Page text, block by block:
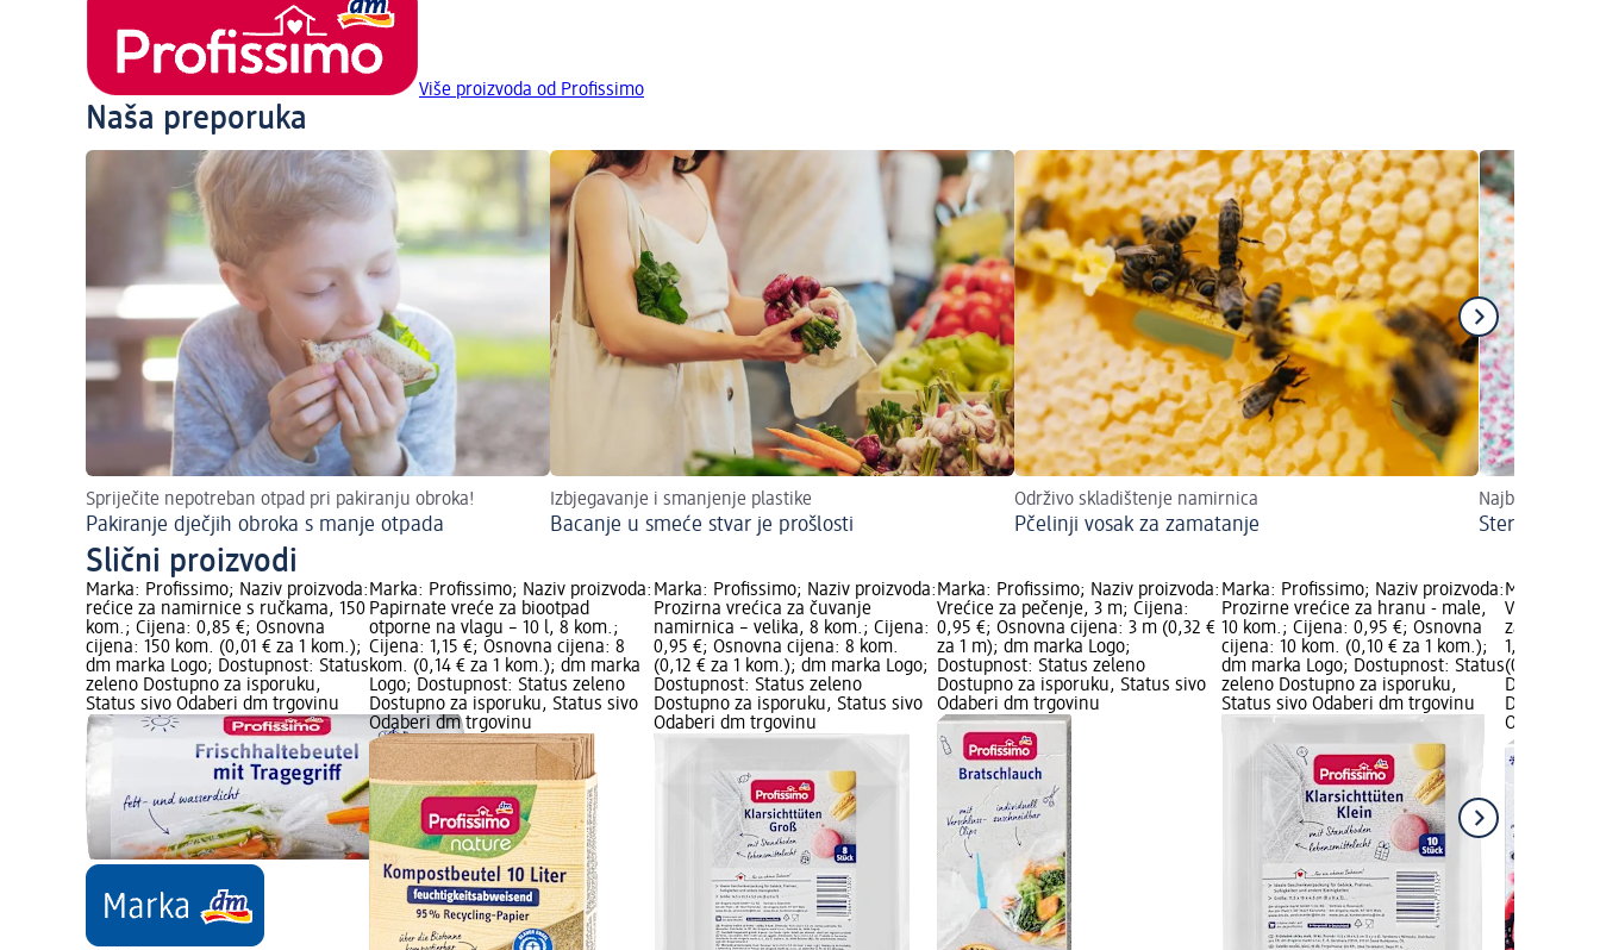
Više proizvoda od Profissimo
Naša preporuka
Spriječite nepotreban otpad pri pakiranju obroka!
Pakiranje dječjih obroka s manje otpada
Izbjegavanje i smanjenje plastike
Bacanje u smeće stvar je prošlosti
Održivo skladištenje namirnica
Pčelinji vosak za zamatanje
Najbolje
Sterilizacija
Slični proizvodi
Marka: Profissimo; Naziv proizvoda:
rećice za namirnice s ručkama, 150
kom.; Cijena: 0,85 €; Osnovna
cijena: 150 kom. (0,01 € za 1 kom.);
dm marka Logo; Dostupnost: Status
zeleno Dostupno za isporuku,
Status sivo Odaberi dm trgovinu
Marka: Profissimo; Naziv proizvoda:
Papirnate vreće za biootpad
otporne na vlagu – 10 l, 8 kom.;
Cijena: 1,15 €; Osnovna cijena: 8
kom. (0,14 € za 1 kom.); dm marka
Logo; Dostupnost: Status zeleno
Dostupno za isporuku, Status sivo
Odaberi dm trgovinu
Marka: Profissimo; Naziv proizvoda:
Prozirna vrećica za čuvanje
namirnica – velika, 8 kom.; Cijena:
0,95 €; Osnovna cijena: 8 kom.
(0,12 € za 1 kom.); dm marka Logo;
Dostupnost: Status zeleno
Dostupno za isporuku, Status sivo
Odaberi dm trgovinu
Marka: Profissimo; Naziv proizvoda:
Vrećice za pečenje, 3 m; Cijena:
0,95 €; Osnovna cijena: 3 m (0,32 €
za 1 m); dm marka Logo;
Dostupnost: Status zeleno
Dostupno za isporuku, Status sivo
Odaberi dm trgovinu
Marka: Profissimo; Naziv proizvoda:
Prozirne vrećice za hranu - male,
10 kom.; Cijena: 0,95 €; Osnovna
cijena: 10 kom. (0,10 € za 1 kom.);
dm marka Logo; Dostupnost: Status
zeleno Dostupno za isporuku,
Status sivo Odaberi dm trgovinu
Marka:
Vrećice za
1,35 €;
(0,09 € za
Dostupno
Odaberi